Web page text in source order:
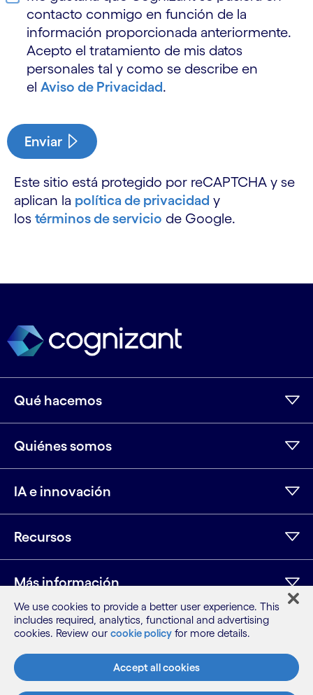
contacto conmigo en función de la
información proporcionada anteriormente.
Acepto el tratamiento de mis datos
personales tal y como se describe en
el Aviso de Privacidad.
Enviar
Este sitio está protegido por reCAPTCHA y se
aplican la política de privacidad y
los términos de servicio de Google.
Qué hacemos
Quiénes somos
IA e innovación
Recursos
Más información
Instagram
Youtube
Mapa del sitio
Condiciones
Aviso de privacidad
We use cookies to provide a better user experience. This
includes required, analytics, functional and advertising
cookies. Review our cookie policy for more details.
Accept all cookies